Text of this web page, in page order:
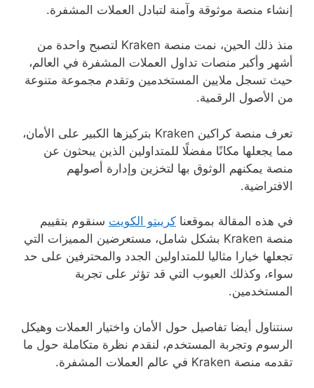
إنشاء منصة موثوقة وآمنة لتبادل العملات المشفرة.
منذ ذلك الحين، نمت منصة Kraken لتصبح واحدة من
أشهر وأكبر منصات تداول العملات المشفرة في العالم،
حيث تسجل ملايين المستخدمين وتقدم مجموعة متنوعة
من الأصول الرقمية.
تعرف منصة كراكين Kraken بتركيزها الكبير على الأمان،
مما يجعلها مكانًا مفضلًا للمتداولين الذين يبحثون عن
منصة يمكنهم الوثوق بها لتخزين وإدارة أصولهم
الافتراضية.
في هذه المقالة بموقعنا كريبتو الكويت سنقوم بتقييم
منصة Kraken بشكل شامل، مستعرضين المميزات التي
تجعلها خيارا مثاليا للمتداولين الجدد والمحترفين على حد
سواء، وكذلك العيوب التي قد تؤثر على تجربة
المستخدمين.
سنتناول أيضا تفاصيل حول الأمان واختيار العملات وهيكل
الرسوم وتجربة المستخدم، لنقدم نظرة متكاملة حول ما
تقدمه منصة Kraken في عالم العملات المشفرة.